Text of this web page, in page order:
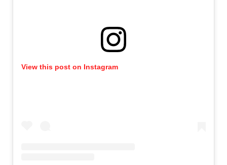
View this post on Instagram